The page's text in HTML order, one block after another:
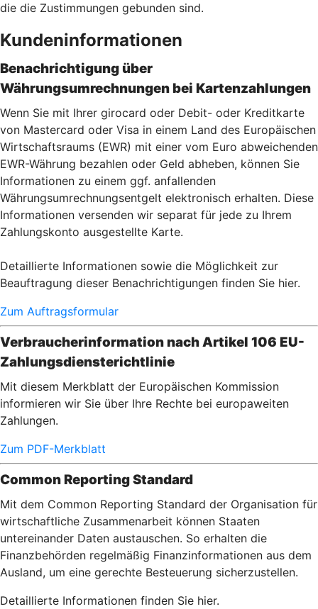
die die Zustimmungen gebunden sind.
Kundeninformationen
Benachrichtigung über
Währungsumrechnungen bei Kartenzahlungen
Wenn Sie mit Ihrer girocard oder Debit- oder Kreditkarte
von Mastercard oder Visa in einem Land des Europäischen
Wirtschaftsraums (EWR) mit einer vom Euro abweichenden
EWR-Währung bezahlen oder Geld abheben, können Sie
Informationen zu einem ggf. anfallenden
Währungsumrechnungsentgelt elektronisch erhalten. Diese
Informationen versenden wir separat für jede zu Ihrem
Zahlungskonto ausgestellte Karte.
Detaillierte Informationen sowie die Möglichkeit zur
Beauftragung dieser Benachrichtigungen finden Sie hier.
Zum Auftragsformular
Verbraucherinformation nach Artikel 106 EU-
Zahlungsdiensterichtlinie
Mit diesem Merkblatt der Europäischen Kommission
informieren wir Sie über Ihre Rechte bei europaweiten
Zahlungen.
Zum PDF-Merkblatt
Common Reporting Standard
Mit dem Common Reporting Standard der Organisation für
wirtschaftliche Zusammenarbeit können Staaten
untereinander Daten austauschen. So erhalten die
Finanzbehörden regelmäßig Finanzinformationen aus dem
Ausland, um eine gerechte Besteuerung sicherzustellen.
Detaillierte Informationen finden Sie hier.